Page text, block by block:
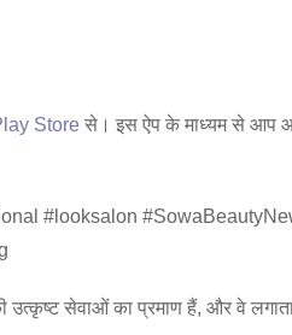
Store से। इस ऐप के माध्यम से आप
#looksalon
सेवाओं का प्रमाण हैं, और वे